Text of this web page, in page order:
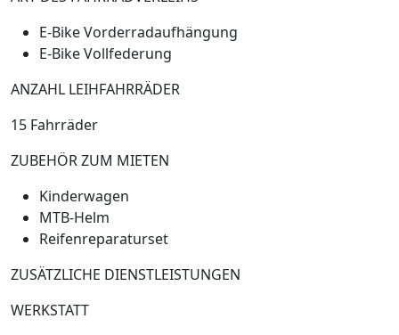
E-Bike Vorderradaufhängung
E-Bike Vollfederung
ANZAHL LEIHFAHRRÄDER
15 Fahrräder
ZUBEHÖR ZUM MIETEN
Kinderwagen
MTB-Helm
Reifenreparaturset
ZUSÄTZLICHE DIENSTLEISTUNGEN
WERKSTATT